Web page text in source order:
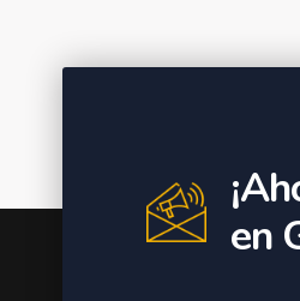
en